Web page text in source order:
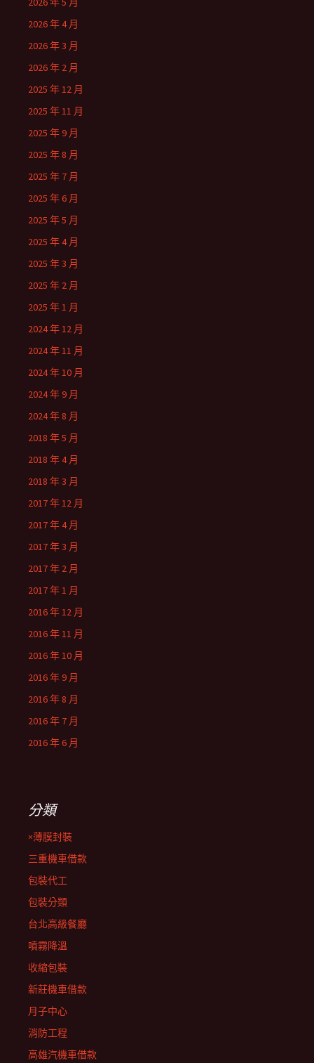
2026 年 4 月
2026 年 3 月
2026 年 2 月
2025 年 12 月
2025 年 11 月
2025 年 9 月
2025 年 8 月
2025 年 7 月
2025 年 6 月
2025 年 5 月
2025 年 4 月
2025 年 3 月
2025 年 2 月
2025 年 1 月
2024 年 12 月
2024 年 11 月
2024 年 10 月
2024 年 9 月
2024 年 8 月
2018 年 5 月
2018 年 4 月
2018 年 3 月
2017 年 12 月
2017 年 4 月
2017 年 3 月
2017 年 2 月
2017 年 1 月
2016 年 12 月
2016 年 11 月
2016 年 10 月
2016 年 9 月
2016 年 8 月
2016 年 7 月
2016 年 6 月
分類
×薄膜封裝
三重機車借款
包裝代工
包裝分類
台北高級餐廳
噴霧降溫
收縮包裝
新莊機車借款
月子中心
消防工程
高雄汽機車借款